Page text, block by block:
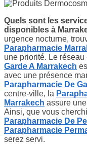
Quels sont les
disponibles à
urgence nocturne,
Parapharmacie
une priorité. Le réseau
Garde A Marrakech
avec une présence
Parapharmacie De
centre-ville, la
Marrakech assure
Ainsi, que vous
Parapharmacie De
Parapharmacie
serez servi.